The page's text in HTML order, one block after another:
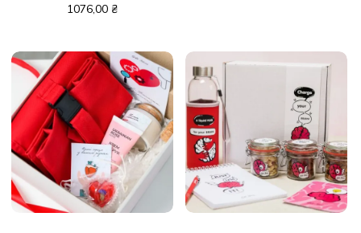
1076,00 ₴